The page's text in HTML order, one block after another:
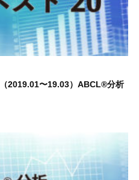
2019.01〜19.03）ABCL®分析